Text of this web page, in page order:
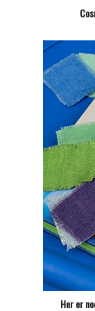
Her er